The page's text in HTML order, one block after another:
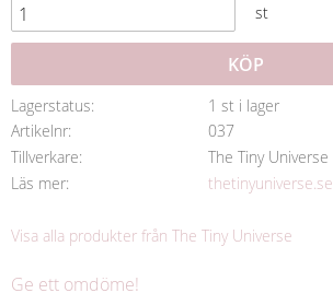
st
KÖP
Lagerstatus
1 st i lager
Artikelnr
037
Tillverkare
The Tiny Universe
Läs mer
thetinyuniverse.se
Visa alla produkter från The Tiny Universe
Ge ett omdöme!